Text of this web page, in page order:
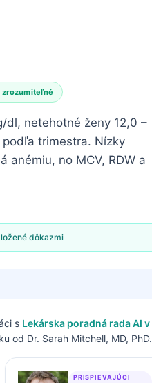
zrozumiteľné
dl, netehotné ženy 12,0 –
trimestra. Nízky
anémiu, no MCV, RDW a
dôkazmi
s Lekárska poradná rada AI v
od Dr. Sarah Mitchell, MD, PhD.
PRISPIEVAJÚCI